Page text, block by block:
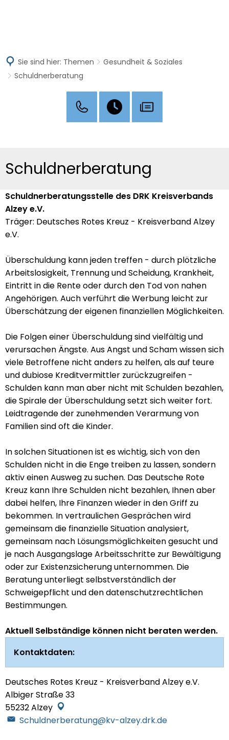
Sie sind hier: Themen
Gesundheit & Soziales
Schuldnerberatung
Schuldnerberatung
Schuldnerberatung
Schuldnerberatungsstelle des DRK Kreisverbands
Alzey e.V.
Träger: Deutsches Rotes Kreuz - Kreisverband Alzey
e.V.
Überschuldung kann jeden treffen - durch plötzliche
Arbeitslosigkeit, Trennung und Scheidung, Krankheit,
Eintritt in die Rente oder durch den Tod von nahen
Angehörigen. Auch verführt die Werbung leicht zur
Überschätzung der eigenen finanziellen Möglichkeiten.
Die Folgen einer Überschuldung sind vielfältig und
verursachen Ängste. Aus Angst und Scham wissen sich
viele Betroffene nicht anders zu helfen, als auf teure
und dubiose Kreditvermittler zurückzugreifen -
Schulden kann man aber nicht mit Schulden bezahlen,
die Spirale der Überschuldung setzt sich weiter fort.
Leidtragende der zunehmenden Verarmung von
Familien sind oft die Kinder.
In solchen Situationen ist es wichtig, sich von den
Schulden nicht in die Enge treiben zu lassen, sondern
aktiv einen Ausweg zu suchen. Das Deutsche Rote
Kreuz kann Ihre Schulden nicht bezahlen, Ihnen aber
dabei helfen, Ihre Finanzen wieder in den Griff zu
bekommen. In vertraulichen Gesprächen wird
gemeinsam die finanzielle Situation analysiert,
gemeinsam nach Lösungsmöglichkeiten gesucht und
je nach Ausgangslage Arbeitsschritte zur Bewältigung
oder zur Existenzsicherung unternommen. Die
Beratung unterliegt selbstverständlich der
Schweigepflicht und den datenschutzrechtlichen
Bestimmungen.
Aktuell Selbständige können nicht beraten werden.
Kontaktdaten:
Deutsches Rotes Kreuz - Kreisverband Alzey e.V.
Albiger Straße 33
55232Alzey
Schuldnerberatung@kv-alzey.drk.de